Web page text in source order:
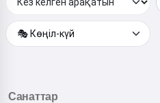
🎭 Көңіл-күй
Санаттар